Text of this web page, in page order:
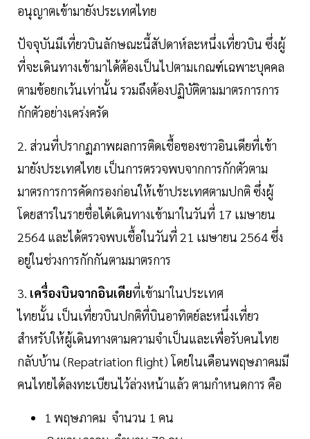
อนุญาตเข้ามายังประเทศไทย
ปัจจุบันมีเที่ยวบินลักษณะนี้สัปดาห์ละหนึ่งเที่ยวบิน ซึ่งผู้
ที่จะเดินทางเข้ามาได้ต้องเป็นไปตามเกณฑ์เฉพาะบุคคล
ตามข้อยกเว้นเท่านั้น รวมถึงต้องปฏิบัติตามมาตรการการ
กักตัวอย่างเคร่งครัด
2. ส่วนที่ปรากฏภาพผลการติดเชื้อของชาวอินเดียที่เข้า
มายังประเทศไทย เป็นการตรวจพบจากการกักตัวตาม
มาตรการการคัดกรองก่อนให้เข้าประเทศตามปกติ ซึ่งผู้
โดยสารในรายชื่อได้เดินทางเข้ามาในวันที่ 17 เมษายน
2564 และได้ตรวจพบเชื้อในวันที่ 21 เมษายน 2564 ซึ่ง
อยู่ในช่วงการกักกันตามมาตรการ
3. เครื่องบินจากอินเดียที่เข้ามาในประเทศ
ไทยนั้น เป็นเที่ยวบินปกติที่บินอาทิตย์ละหนึ่งเที่ยว
สำหรับให้ผู้เดินทางตามความจำเป็นและเพื่อรับคนไทย
กลับบ้าน (Repatriation flight) โดยในเดือนพฤษภาคมมี
คนไทยได้ลงทะเบียนไว้ล่วงหน้าแล้ว ตามกำหนดการ คือ
1 พฤษภาคม จำนวน 1 คน